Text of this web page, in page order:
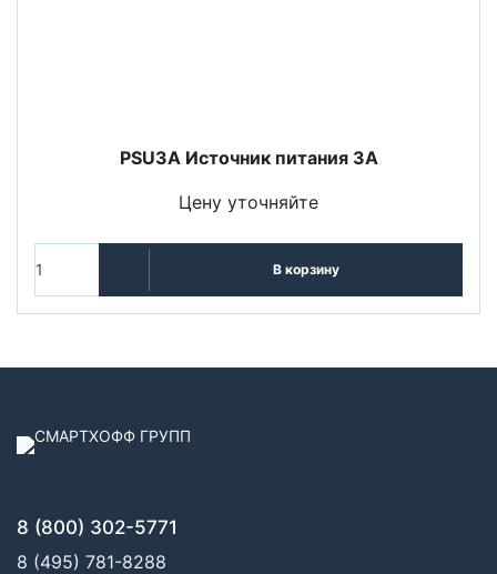
PSU3A Источник питания 3А
Цену уточняйте
В корзину
8 (800) 302-5771
8 (495) 781-8288